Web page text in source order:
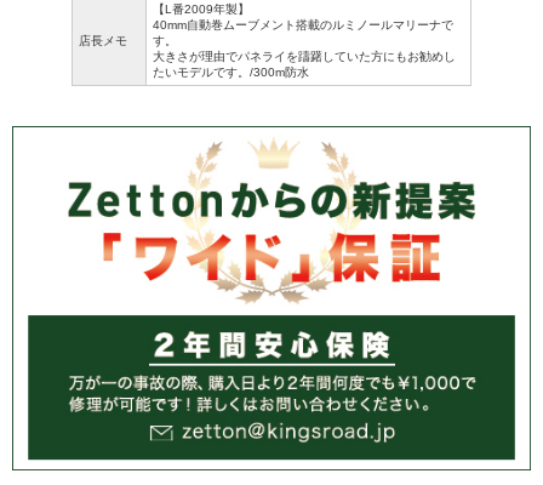
店長メモ
【L番2009年製】
40mm自動巻ムーブメント搭載のルミノールマリーナで
す。
大きさが理由でパネライを躊躇していた方にもお勧めし
たいモデルです。/300m防水